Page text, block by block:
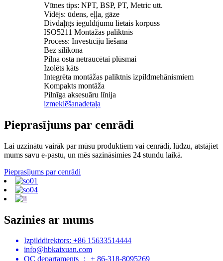
Vītnes tips: NPT, BSP, PT, Metric utt.
Vidējs: ūdens, eļļa, gāze
Divdaļīgs ieguldījumu lietais korpuss
ISO5211 Montāžas paliktnis
Process: Investīciju liešana
Bez silikona
Pilna osta netraucētai plūsmai
Izolēts kāts
Integrēta montāžas paliktnis izpildmehānismiem
Kompakts montāža
Pilnīga aksesuāru līnija
izmeklēšanadetaļa
Pieprasījums par cenrādi
Lai uzzinātu vairāk par mūsu produktiem vai cenrādi, lūdzu, atstājiet
mums savu e-pastu, un mēs sazināsimies 24 stundu laikā.
Pieprasījums par cenrādi
Sazinies ar mums
Izpilddirektors: +86 15633514444
info@hbkaixuan.com
QC departaments ： + 86-318-8095269